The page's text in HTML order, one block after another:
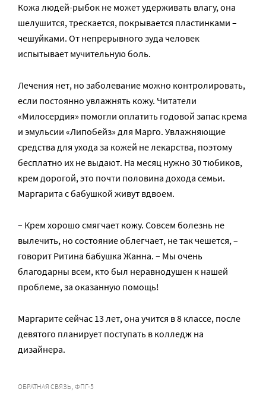
Кожа людей-рыбок не может удерживать влагу, она
шелушится, трескается, покрывается пластинками –
чешуйками. От непрерывного зуда человек
испытывает мучительную боль.
Лечения нет, но заболевание можно контролировать,
если постоянно увлажнять кожу. Читатели
«Милосердия» помогли оплатить годовой запас крема
и эмульсии «Липобейз» для Марго. Увлажняющие
средства для ухода за кожей не лекарства, поэтому
бесплатно их не выдают. На месяц нужно 30 тюбиков,
крем дорогой, это почти половина дохода семьи.
Маргарита с бабушкой живут вдвоем.
– Крем хорошо смягчает кожу. Совсем болезнь не
вылечить, но состояние облегчает, не так чешется, –
говорит Ритина бабушка Жанна. – Мы очень
благодарны всем, кто был неравнодушен к нашей
проблеме, за оказанную помощь!
Маргарите сейчас 13 лет, она учится в 8 классе, после
девятого планирует поступать в колледж на
дизайнера.
ОБРАТНАЯ СВЯЗЬ ФПГ-5